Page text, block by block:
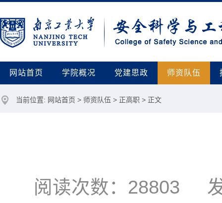
网站首页 学院概况 党建思政 师资队伍
当前位置: 网站首页 > 师资队伍 > 正高职 > 正文
阅读次数： 28803 发